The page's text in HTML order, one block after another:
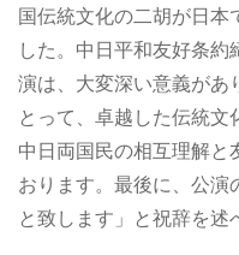
国伝統文化の二胡が日本
した。中日平和友好条
演は、大変深い意義があ
とって、卓越した伝統文
中日両国民の相互理解と
おります。最後に、公
と致します」と祝辞を述